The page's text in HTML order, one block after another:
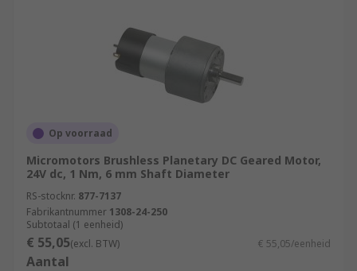
Op voorraad
Micromotors Brushless Planetary DC Geared Motor,
24V dc, 1 Nm, 6 mm Shaft Diameter
RS-stocknr. 877-7137
Fabrikantnummer 1308-24-250
Subtotaal (1 eenheid)
€ 55,05(excl. BTW) € 55,05/eenheid
Aantal